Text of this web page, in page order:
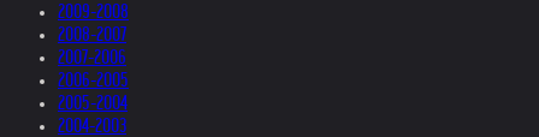
2009-2008
2008-2007
2007-2006
2006-2005
2005-2004
2004-2003